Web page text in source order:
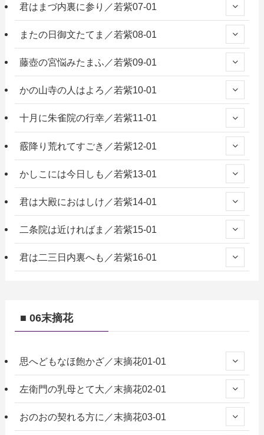
君はまづ内裏に参り／若紫07-01
またの日御文たてま／若紫08-01
藤壺の宮悩みたまふ／若紫09-01
かの山寺の人はよろ／若紫10-01
十月に朱雀院の行幸／若紫11-01
霰降り荒れてすごき／若紫12-01
かしこには今日しも／若紫13-01
君は大殿におはしけ／若紫14-01
二条院は近ければま／若紫15-01
君は二三日内裏へも／若紫16-01
■ 06末摘花
思へどもなほ飽かざ／末摘花01-01
左衛門の乳母とて大／末摘花02-01
おのおの契れる方に／末摘花03-01